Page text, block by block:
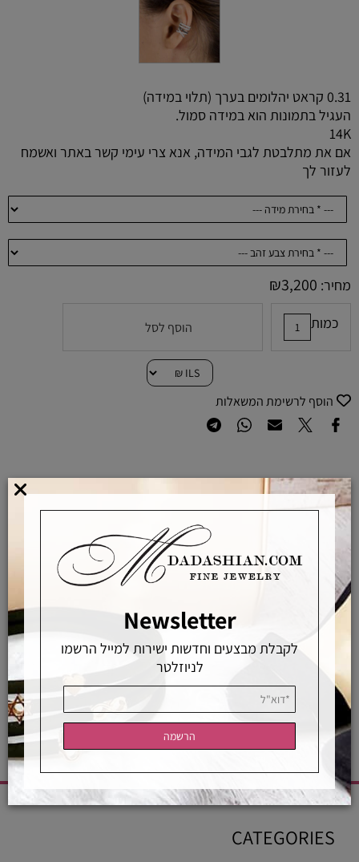
0.31 קראט יהלומים בערך (תלוי במידה)
העגיל בתמונות הוא במידה סמול.
14K
אם את מתלבטת לגבי המידה, אנא צרי עימי קשר באתר ואשמח
לעזור לך
מחיר: ₪3,200
כמות הוסף לסל
הוסף לרשימת המשאלות
מוצרים באחראיות בלעדית
מוצרים מקוריים ללא זיופים
אפשרויות החלפה / החזרה
אחראיות בלעדית משלוחים מהירים רכישה מאובטחת
CATEGORIES
Newsletter
לקבלת מבצעים וחדשות ישירות למייל הרשמו
לניוזלטר